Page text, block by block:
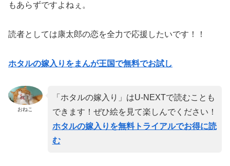
もあらずですよねぇ。
読者としては康太郎の恋を全力で応援したいです！！
ホタルの嫁入りをまんが王国で無料でお試し
おねこ
「ホタルの嫁入り」はU-NEXTで読むことも
できます！ぜひ絵を見て楽しんでください！
ホタルの嫁入りを無料トライアルでお得に読
む